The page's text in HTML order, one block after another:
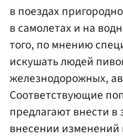
в поездах
в самолетах и на
того, по мнению
искушать людей
железнодорожных,
Соответствующие
предлагают внести в
внесении